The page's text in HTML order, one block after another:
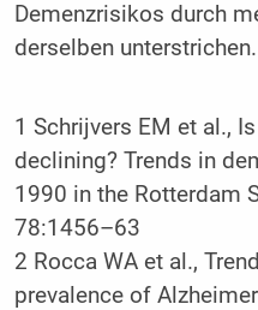
Demenzrisikos durch
derselben unterstrichen.
1 Schrijvers EM et al.,
declining? Trends in
1990 in the Rotterdam
78:1456–63
2 Rocca WA et al.,
prevalence of